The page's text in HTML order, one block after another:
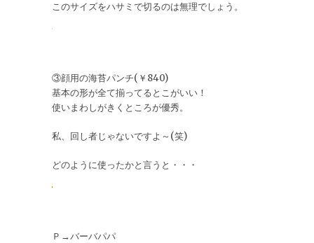
このサイズをハサミで切るのは無理でしょう。
③顔用の海苔パンチ(￥840)
基本の形が全て揃ってるとこがいい！
使いまわしがきくところが優秀。
私、回し者じゃないですよ～(笑)
どのように使ったかと言うと・・・
Ｐ→バーバパパ